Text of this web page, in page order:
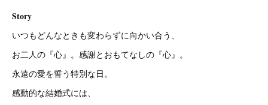
Story
いつもどんなときも変わらずに向かい合う、
お二人の『心』。感謝とおもてなしの『心』。
永遠の愛を誓う特別な日。
感動的な結婚式には、